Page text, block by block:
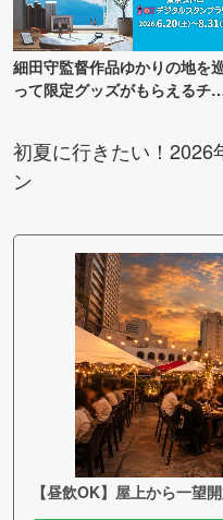
細田守監督作品ゆかりの地を
って限定グッズがもらえるチ
初夏に行きたい！2026
ン
【昼飲OK】屋上から一望